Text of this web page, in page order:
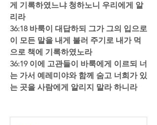
게 기록하였느냐 청하노니 우리에게 알
리라
36:18 바룩이 대답하되 그가 그의 입으로
이 모든 말을 내게 불러 주기로 내가 먹
으로 책에 기록하였노라
36:19 이에 고관들이 바룩에게 이르되 너
는 가서 예레미야와 함께 숨고 너희가 있
는 곳을 사람에게 알리지 말라 하니라